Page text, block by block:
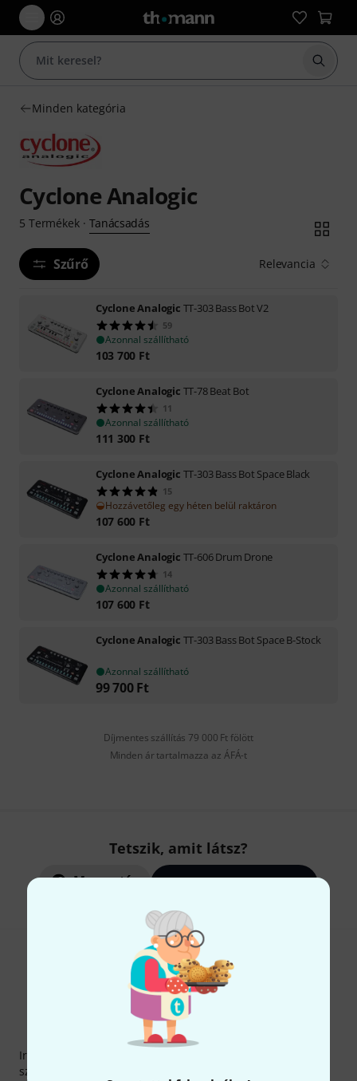
Minden kategória
Cyclone Analogic
5 Termékek· Tanácsadás
Szűrő Relevancia
Cyclone Analogic TT-303 Bass Bot V2
59
Azonnal szállítható
103 700 Ft
Cyclone Analogic TT-78 Beat Bot
11
Azonnal szállítható
111 300 Ft
Cyclone Analogic TT-303 Bass Bot Space Black
15
Hozzávetőleg egy héten belül raktáron
107 600 Ft
Cyclone Analogic TT-606 Drum Drone
14
Azonnal szállítható
107 600 Ft
Cyclone Analogic TT-303 Bass Bot Space B-Stock
Azonnal szállítható
99 700 Ft
Díjmentes szállítás 79 000 Ft fölött
Minden ár tartalmazza az ÁFÁ-t
Tetszik, amit látsz?
Megosztás
Thomann hírlevél
Iratkozz fel a Thomann angol nyelvű hírlevelére, és kis
szerencsével megnyerheted a